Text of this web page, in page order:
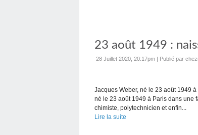
23 août 1949 :
28 Juillet 2020, 20:17pm | Publié par
Jacques Weber, né le 23 août 1949
né le 23 août 1949 à Paris dans une
chimiste, polytechnicien et enfin...
Lire la suite